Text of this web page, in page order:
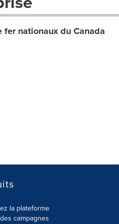
nationaux du Canada
la plateforme
campagnes